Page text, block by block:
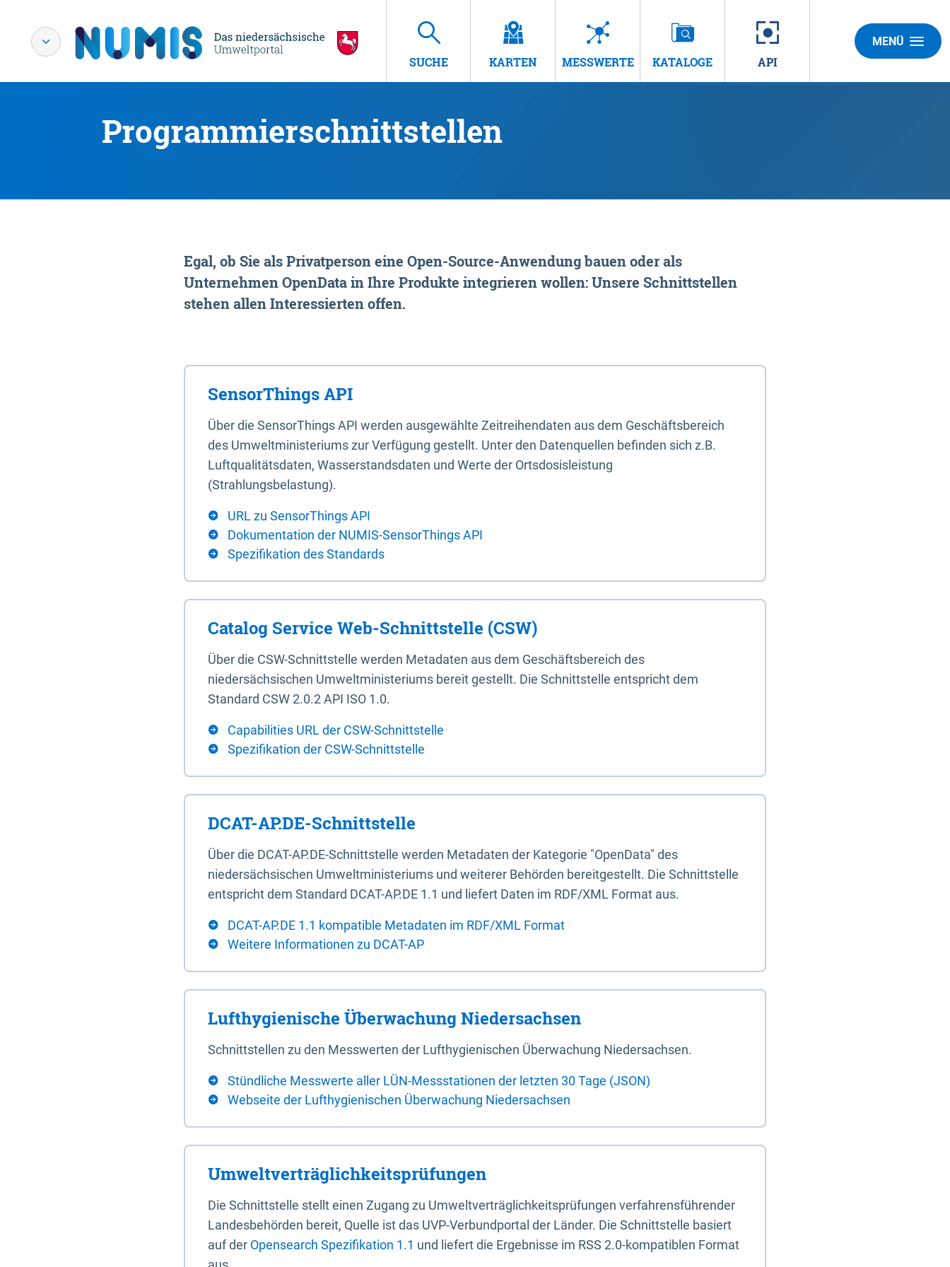
SUCHE KARTEN MESSWERTE KATALOGE API
MENÜ
Programmierschnittstellen
Egal, ob Sie als Privatperson eine Open-Source-Anwendung bauen oder als
Unternehmen OpenData in Ihre Produkte integrieren wollen: Unsere Schnittstellen
stehen allen Interessierten offen.
SensorThings API
Über die SensorThings API werden ausgewählte Zeitreihendaten aus dem Geschäftsbereich
des Umweltministeriums zur Verfügung gestellt. Unter den Datenquellen befinden sich z.B.
Luftqualitätsdaten, Wasserstandsdaten und Werte der Ortsdosisleistung
(Strahlungsbelastung).
URL zu SensorThings API
Dokumentation der NUMIS-SensorThings API
Spezifikation des Standards
Catalog Service Web-Schnittstelle (CSW)
Über die CSW-Schnittstelle werden Metadaten aus dem Geschäftsbereich des
niedersächsischen Umweltministeriums bereit gestellt. Die Schnittstelle entspricht dem
Standard CSW 2.0.2 API ISO 1.0.
Capabilities URL der CSW-Schnittstelle
Spezifikation der CSW-Schnittstelle
DCAT-AP.DE-Schnittstelle
Über die DCAT-AP.DE-Schnittstelle werden Metadaten der Kategorie "OpenData" des
niedersächsischen Umweltministeriums und weiterer Behörden bereitgestellt. Die Schnittstelle
entspricht dem Standard DCAT-AP.DE 1.1 und liefert Daten im RDF/XML Format aus.
DCAT-AP.DE 1.1 kompatible Metadaten im RDF/XML Format
Weitere Informationen zu DCAT-AP
Lufthygienische Überwachung Niedersachsen
Schnittstellen zu den Messwerten der Lufthygienischen Überwachung Niedersachsen.
Stündliche Messwerte aller LÜN-Messstationen der letzten 30 Tage (JSON)
Webseite der Lufthygienischen Überwachung Niedersachsen
Umweltverträglichkeitsprüfungen
Die Schnittstelle stellt einen Zugang zu Umweltverträglichkeitsprüfungen verfahrensführender
Landesbehörden bereit, Quelle ist das UVP-Verbundportal der Länder. Die Schnittstelle basiert
auf der Opensearch Spezifikation 1.1 und liefert die Ergebnisse im RSS 2.0-kompatiblen Format